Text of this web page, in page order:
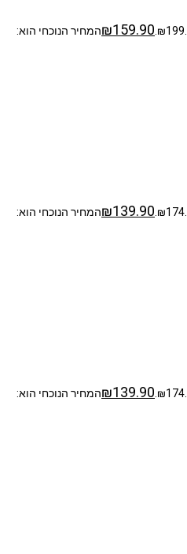
₪159.90
המחיר הנוכחי הוא:
₪139.90
המחיר הנוכחי הוא:
₪139.90
המחיר הנוכחי הוא: